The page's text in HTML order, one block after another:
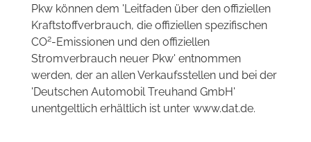
Pkw können dem 'Leitfaden über den offiziellen
Kraftstoffverbrauch, die offiziellen spezifischen
CO2-Emissionen und den offiziellen
Stromverbrauch neuer Pkw' entnommen
werden, der an allen Verkaufsstellen und bei der
'Deutschen Automobil Treuhand GmbH'
unentgeltlich erhältlich ist unter www.dat.de.